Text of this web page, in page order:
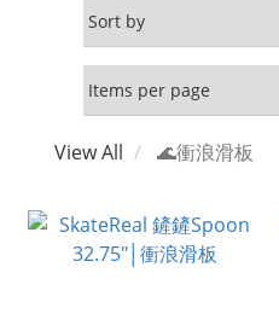
View All 🌊衝浪滑板